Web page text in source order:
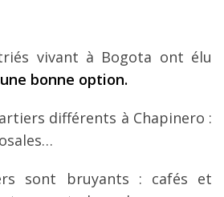
vivant à Bogota ont élu
une bonne option.
différents à Chapinero :
sont bruyants : cafés et